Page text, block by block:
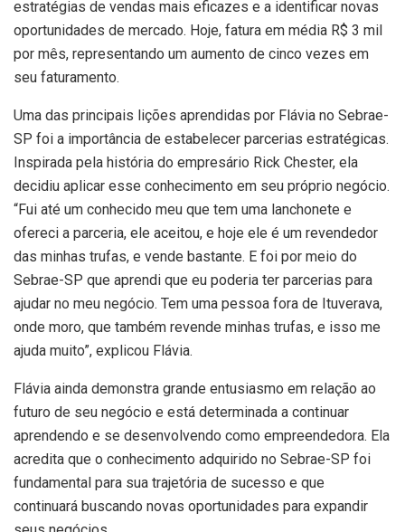
estratégias de vendas mais eficazes e a identificar novas
oportunidades de mercado. Hoje, fatura em média R$ 3 mil
por mês, representando um aumento de cinco vezes em
seu faturamento.
Uma das principais lições aprendidas por Flávia no Sebrae-
SP foi a importância de estabelecer parcerias estratégicas.
Inspirada pela história do empresário Rick Chester, ela
decidiu aplicar esse conhecimento em seu próprio negócio.
“Fui até um conhecido meu que tem uma lanchonete e
ofereci a parceria, ele aceitou, e hoje ele é um revendedor
das minhas trufas, e vende bastante. E foi por meio do
Sebrae-SP que aprendi que eu poderia ter parcerias para
ajudar no meu negócio. Tem uma pessoa fora de Ituverava,
onde moro, que também revende minhas trufas, e isso me
ajuda muito”, explicou Flávia.
Flávia ainda demonstra grande entusiasmo em relação ao
futuro de seu negócio e está determinada a continuar
aprendendo e se desenvolvendo como empreendedora. Ela
acredita que o conhecimento adquirido no Sebrae-SP foi
fundamental para sua trajetória de sucesso e que
continuará buscando novas oportunidades para expandir